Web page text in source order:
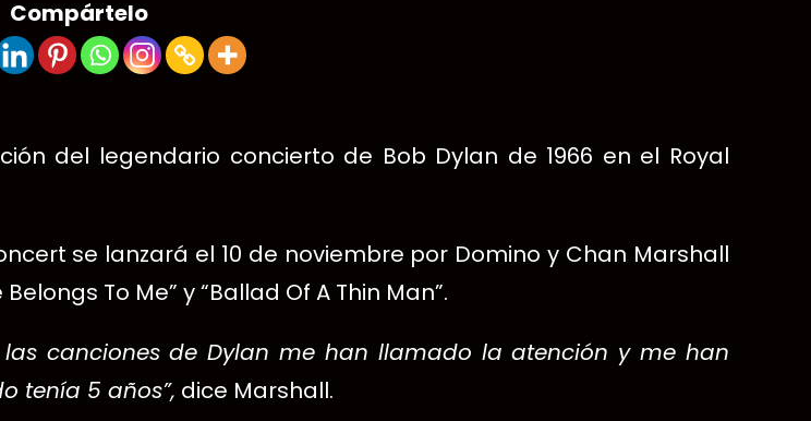
Compártelo
del legendario concierto de Bob Dylan de 1966 en el Royal
se lanzará el 10 de noviembre por Domino y Chan Marshall
To Me” y “Ballad Of A Thin Man”.
canciones de Dylan me han llamado la atención y me han
tenía 5 años”, dice Marshall.